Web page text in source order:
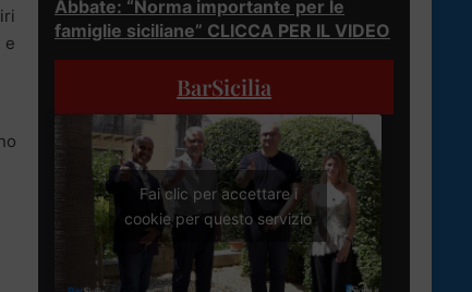
e
Abbate: “Norma importante per le
famiglie siciliane” CLICCA PER IL VIDEO
BarSicilia
Fai clic per accettare i
cookie per questo servizio